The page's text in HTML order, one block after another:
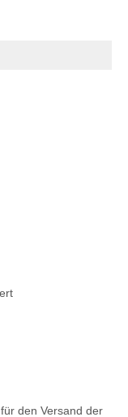
den Versand der